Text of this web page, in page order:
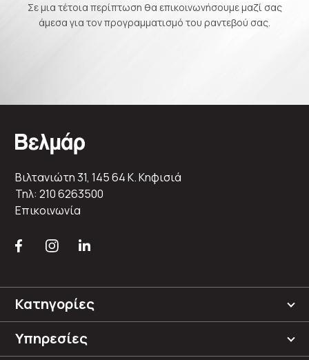
Σε μια τέτοια περίπτωση θα επικοινωνήσουμε μαζί σας
άμεσα για τον προγραμματισμό του ραντεβού σας.
Βιλτανιώτη 31, 145 64 K. Κηφισιά
Τηλ: 210 6263500
Επικοινωνία
Κατηγορίες
Υπηρεσίες